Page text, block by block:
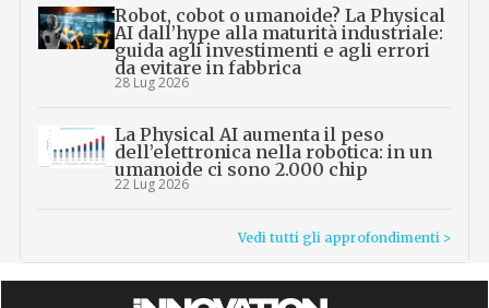
Robot, cobot o umanoide? La Physical
AI dall’hype alla maturità industriale:
guida agli investimenti e agli errori
da evitare in fabbrica
28 Lug 2026
La Physical AI aumenta il peso
dell’elettronica nella robotica: in un
umanoide ci sono 2.000 chip
22 Lug 2026
Vedi tutti gli approfondimenti >